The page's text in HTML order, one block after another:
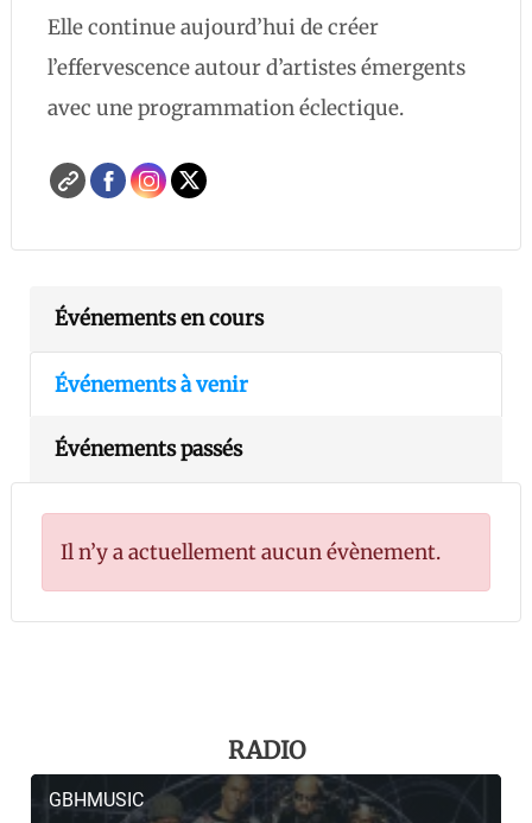
Elle continue aujourd’hui de créer
l’effervescence autour d’artistes émergents
avec une programmation éclectique.
Événements en cours
Événements à venir
Événements passés
Il n’y a actuellement aucun évènement.
RADIO